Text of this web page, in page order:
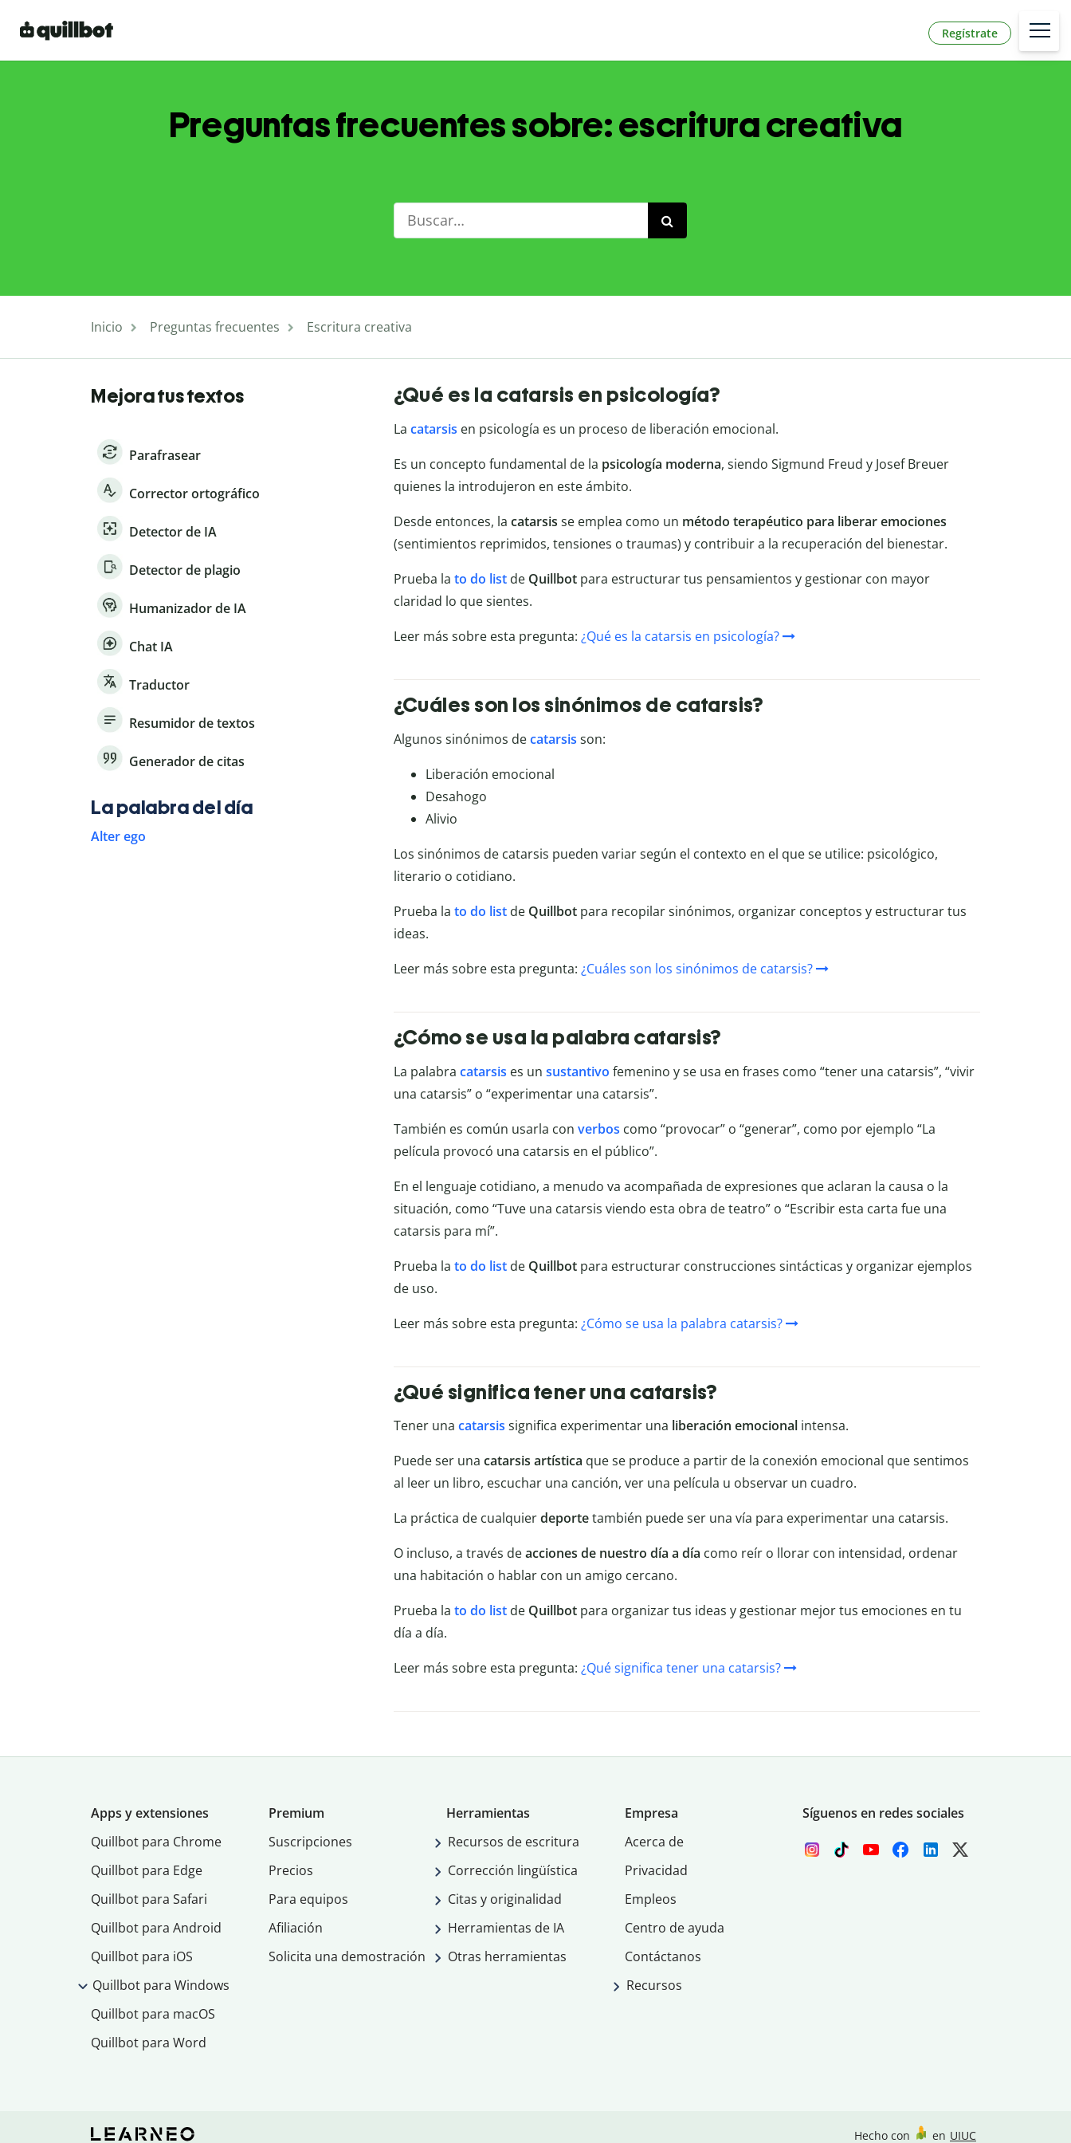
Regístrate
Preguntas frecuentes sobre: escritura creativa
Inicio Preguntas frecuentes Escritura creativa
¿Qué es la catarsis en psicología?
La catarsis en psicología es un proceso de liberación emocional.
Es un concepto fundamental de la psicología moderna, siendo Sigmund Freud y Josef Breuer
quienes la introdujeron en este ámbito.
Desde entonces, la catarsis se emplea como un método terapéutico para liberar emociones
(sentimientos reprimidos, tensiones o traumas) y contribuir a la recuperación del bienestar.
Prueba la to do list de Quillbot para estructurar tus pensamientos y gestionar con mayor
claridad lo que sientes.
Leer más sobre esta pregunta: ¿Qué es la catarsis en psicología?
¿Cuáles son los sinónimos de catarsis?
Algunos sinónimos decatarsis son:
Liberación emocional
Desahogo
Alivio
Los sinónimos de catarsis pueden variar según el contexto en el que se utilice: psicológico,
literario o cotidiano.
Prueba la to do list de Quillbot para recopilar sinónimos, organizar conceptos y estructurar tus
ideas.
Leer más sobre esta pregunta: ¿Cuáles son los sinónimos de catarsis?
¿Cómo se usa la palabra catarsis?
La palabra catarsis es un sustantivo femenino y se usa en frases como “tener una catarsis”, “vivir
una catarsis” o “experimentar una catarsis”.
También es común usarla con verbos como “provocar” o “generar”, como por ejemplo “La
película provocó una catarsis en el público”.
En el lenguaje cotidiano, a menudo va acompañada de expresiones que aclaran la causa o la
situación, como “Tuve una catarsis viendo esta obra de teatro” o “Escribir esta carta fue una
catarsis para mí”.
Prueba la to do list de Quillbot para estructurar construcciones sintácticas y organizar ejemplos
de uso.
Leer más sobre esta pregunta: ¿Cómo se usa la palabra catarsis?
¿Qué significa tener una catarsis?
Tener una catarsis significa experimentar una liberación emocional intensa.
Puede ser una catarsis artística que se produce a partir de la conexión emocional que sentimos
al leer un libro, escuchar una canción, ver una película u observar un cuadro.
La práctica de cualquierdeportetambién puede ser una vía para experimentar una catarsis.
O incluso, a través deacciones de nuestro día a día como reír o llorar con intensidad, ordenar
una habitación o hablar con un amigo cercano.
Prueba la to do list de Quillbot para organizar tus ideas y gestionar mejor tus emociones en tu
día a día.
Leer más sobre esta pregunta: ¿Qué significa tener una catarsis?
Mejora tus textos
Parafrasear
Corrector ortográfico
Detector de IA
Detector de plagio
Humanizador de IA
Chat IA
Traductor
Resumidor de textos
Generador de citas
La palabra del día
Alter ego
Apps y extensiones
Quillbot para Chrome
Quillbot para Edge
Quillbot para Safari
Quillbot para Android
Quillbot para iOS
Quillbot para Windows
Quillbot para macOS
Quillbot para Word
Premium
Suscripciones
Precios
Para equipos
Afiliación
Solicita una demostración
Herramientas
Recursos de escritura
Corrección lingüística
Citas y originalidad
Herramientas de IA
Otras herramientas
Empresa
Acerca de
Privacidad
Empleos
Centro de ayuda
Contáctanos
Recursos
Síguenos en redes sociales
Hecho con en UIUC